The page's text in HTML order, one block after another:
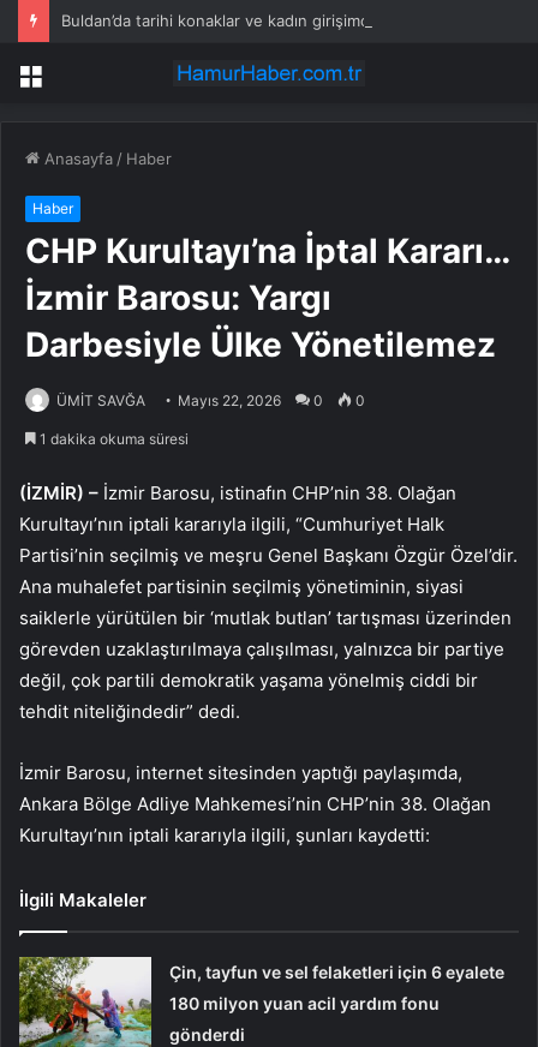
Menü
Anasayfa / Haber
Haber
CHP Kurultayı’na İptal Kararı…
İzmir Barosu: Yargı
Darbesiyle Ülke Yönetilemez
ÜMİT SAVĞA Mayıs 22, 2026 0 0
1 dakika okuma süresi
(İZMİR) – İzmir Barosu, istinafın CHP’nin 38. Olağan
Kurultayı’nın iptali kararıyla ilgili, “Cumhuriyet Halk
Partisi’nin seçilmiş ve meşru Genel Başkanı Özgür Özel’dir.
Ana muhalefet partisinin seçilmiş yönetiminin, siyasi
saiklerle yürütülen bir ‘mutlak butlan’ tartışması üzerinden
görevden uzaklaştırılmaya çalışılması, yalnızca bir partiye
değil, çok partili demokratik yaşama yönelmiş ciddi bir
tehdit niteliğindedir” dedi.
İzmir Barosu, internet sitesinden yaptığı paylaşımda,
Ankara Bölge Adliye Mahkemesi’nin CHP’nin 38. Olağan
Kurultayı’nın iptali kararıyla ilgili, şunları kaydetti:
İlgili Makaleler
Çin, tayfun ve sel felaketleri için 6 eyalete
180 milyon yuan acil yardım fonu
gönderdi